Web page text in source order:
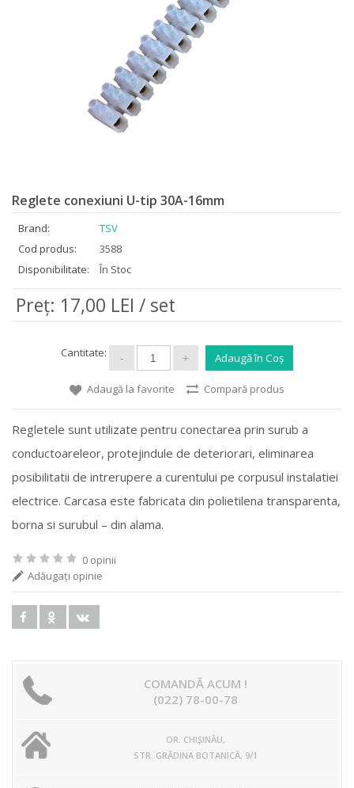
Reglete conexiuni U-tip 30A-16mm
Brand:
TSV
Cod produs:
3588
Disponibilitate:
În Stoc
Preţ: 17,00 LEI / set
Cantitate:
Adaugă la favorite Compară produs
Regletele sunt utilizate pentru conectarea prin surub a
conductoareleor, protejindule de deteriorari, eliminarea
posibilitatii de intrerupere a curentului pe corpusul instalatiei
electrice. Carcasa este fabricata din polietilena transparenta,
borna si surubul – din alama.
0 opinii
Adăugaţi opinie
COMANDĂ ACUM !
(022) 78-00-78
OR. CHIŞINĂU,
STR. GRĂDINA BOTANICĂ, 9/1